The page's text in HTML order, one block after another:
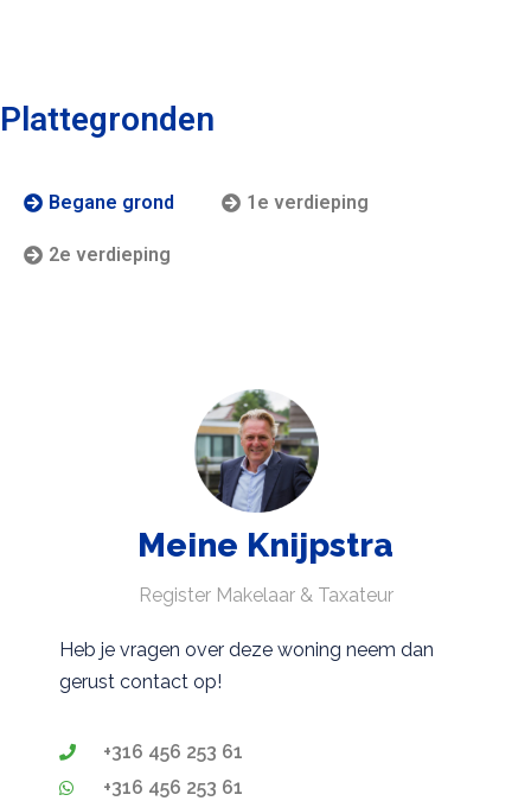
Plattegronden
Begane grond 1e verdieping
2e verdieping
Meine Knijpstra
Register Makelaar & Taxateur
Heb je vragen over deze woning neem dan
gerust contact op!
+316 456 253 61
+316 456 253 61